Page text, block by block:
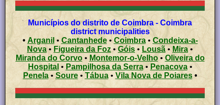
Municípios do distrito de Coimbra - Coimbra
district municipalities
• Arganil • Cantanhede• Coimbra• Condeixa-a-
Nova • Figueira da Foz•Góis • Lousã •Mira •
Miranda do Corvo• Montemor-o-Velho• Oliveira do
Hospital • Pampilhosa da Serra•Penacova•
Penela• Soure• Tábua• Vila Nova de Poiares•